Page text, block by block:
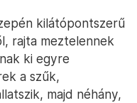
kilátópontszerű
rajta meztelennek
ki egyre
a szűk,
majd néhány,